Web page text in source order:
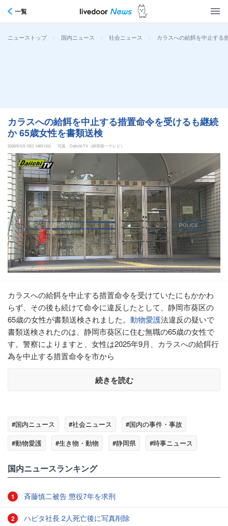
一覧
ニューストップ > 国内ニュース > 社会ニュース > カラスへの給餌を中止する
カラスへの給餌を中止する措置命令を受けるも継続
か 65歳女性を書類送検
2026年5月19日 14時13分 写真：Daiichi-TV（静岡第一テレビ）
カラスへの給餌を中止する措置命令を受けていたにもかかわ
らず、その後も続けて命令に違反したとして、静岡市葵区の
65歳の女性が書類送検されました。 動物愛護法違反の疑いで
書類送検されたのは、静岡市葵区に住む無職の65歳の女性で
す。警察によりますと、女性は2025年9月、カラスへの給餌行
為を中止する措置命令を市から
続きを読む
#国内ニュース #社会ニュース
#国内の事件・事故
#動物愛護
#生き物・動物 #静岡県 #時事ニュース
国内ニュースランキング
1 斉藤慎二被告 懲役7年を求刑
2 ハビタ社長 2人死亡後に写真削除